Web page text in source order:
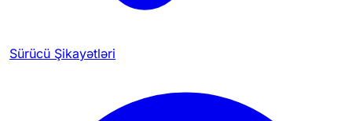
Sürücü Şikayətləri